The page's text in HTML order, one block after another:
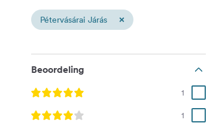
Pétervásárai Járás ×
Beoordeling
1
1